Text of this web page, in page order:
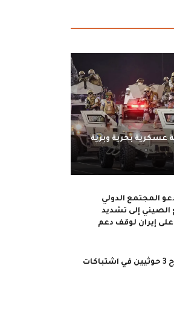
عسكرية بحرية وبرية
المجتمع الدولي
الصيني إلى تشديد
إيران لوقف دعم
مقتل وجرح 3 حوثيين في اشتباكات